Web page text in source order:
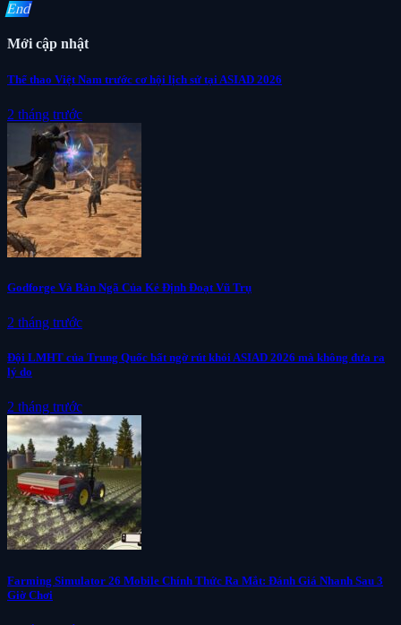
End
Mới cập nhật
Thể thao Việt Nam trước cơ hội lịch sử tại ASIAD 2026
2 tháng trước
Godforge Và Bản Ngã Của Kẻ Định Đoạt Vũ Trụ
2 tháng trước
Đội LMHT của Trung Quốc bất ngờ rút khỏi ASIAD 2026 mà không đưa ra
lý do
2 tháng trước
Farming Simulator 26 Mobile Chính Thức Ra Mắt: Đánh Giá Nhanh Sau 3
Giờ Chơi